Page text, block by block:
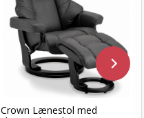
Crown Lænestol med